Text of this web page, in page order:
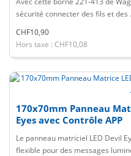
sécurité connecter des fils et des
CHF10,90
Hors taxe : CHF10,08
170x70mm Panneau
Eyes avec Contrôle APP
Le panneau matriciel LED Devil
flexible pour des messages